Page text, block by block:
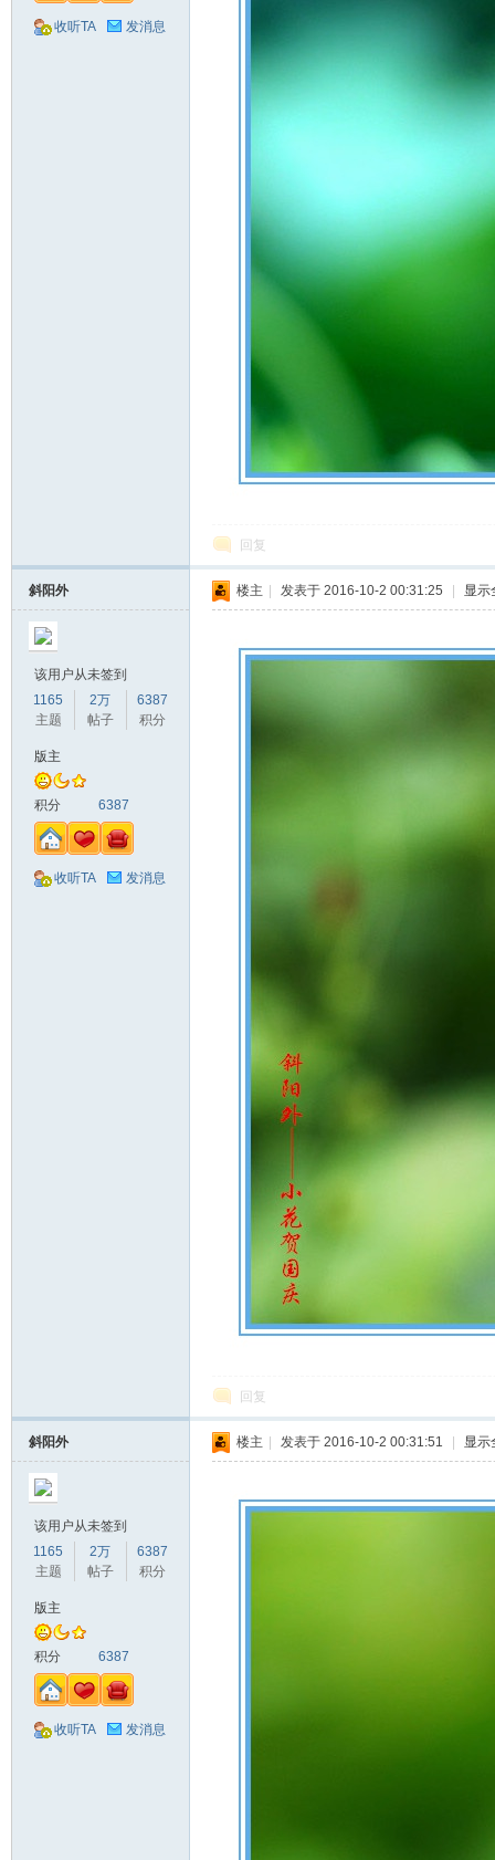
收听TA 发消息
回复
斜阳外
该用户从未签到
1165
主题
2万
帖子
6387
积分
版主
积分 6387
收听TA 发消息
楼主 发表于 2016-10-2 00:31:25 显示
回复
斜阳外
该用户从未签到
1165
主题
2万
帖子
6387
积分
版主
积分 6387
收听TA 发消息
楼主 发表于 2016-10-2 00:31:51 显示